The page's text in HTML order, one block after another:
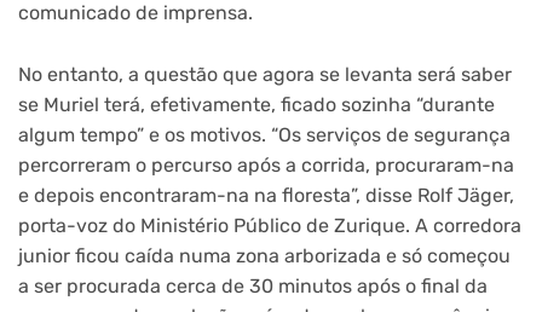
comunicado de imprensa.
No entanto, a questão que agora se levanta será saber
se Muriel terá, efetivamente, ficado sozinha “durante
algum tempo” e os motivos. “Os serviços de segurança
percorreram o percurso após a corrida, procuraram-na
e depois encontraram-na na floresta”, disse Rolf Jäger,
porta-voz do Ministério Público de Zurique. A corredora
junior ficou caída numa zona arborizada e só começou
a ser procurada cerca de 30 minutos após o final da